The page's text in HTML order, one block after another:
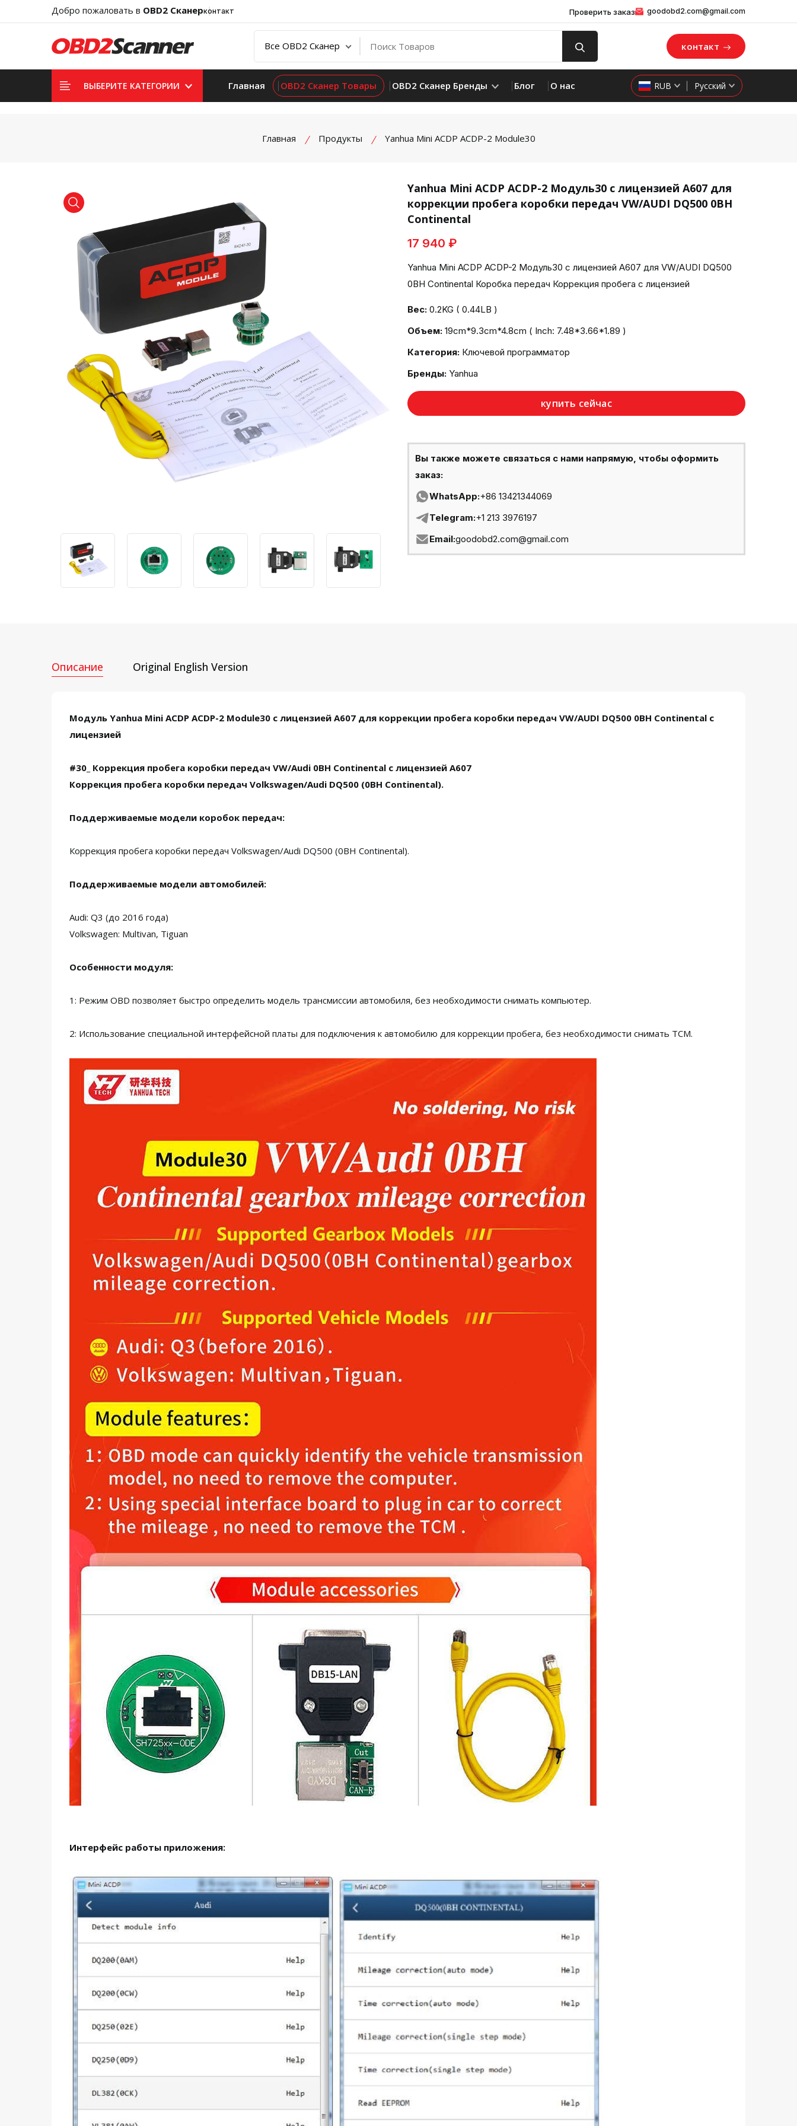
Добро пожаловать в OBD2 Сканерконтакт Проверить заказ goodobd2.com@gmail.com
контакт
ВЫБЕРИТЕ КАТЕГОРИИ Главная OBD2 Сканер Товары OBD2 Сканер Бренды Блог О нас RUB Русский
Главная Продукты Yanhua Mini ACDP ACDP-2 Module30
product view product view
Yanhua Mini ACDP ACDP-2 Модуль30 с лицензией A607 для
коррекции пробега коробки передач VW/AUDI DQ500 0BH
Continental
17 940 ₽
Yanhua Mini ACDP ACDP-2 Модуль30 с лицензией A607 для VW/AUDI DQ500
0BH Continental Коробка передач Коррекция пробега с лицензией
Вес: 0.2KG ( 0.44LB )
Объем: 19cm*9.3cm*4.8cm ( Inch: 7.48*3.66*1.89 )
Категория: Ключевой программатор
Бренды: Yanhua
купить сейчас
Вы также можете связаться с нами напрямую, чтобы оформить
заказ:
WhatsApp:+86 13421344069
Telegram:+1 213 3976197
Email:goodobd2.com@gmail.com
Описание Original English Version
Модуль Yanhua Mini ACDP ACDP-2 Module30 с лицензией A607 для коррекции пробега коробки передач VW/AUDI DQ500 0BH Continental с
лицензией
#30_ Коррекция пробега коробки передач VW/Audi 0BH Continental с лицензией A607
Коррекция пробега коробки передач Volkswagen/Audi DQ500 (0BH Continental).
Поддерживаемые модели коробок передач:
Коррекция пробега коробки передач Volkswagen/Audi DQ500 (0BH Continental).
Поддерживаемые модели автомобилей:
Audi: Q3 (до 2016 года)
Volkswagen: Multivan, Tiguan
Особенности модуля:
1: Режим OBD позволяет быстро определить модель трансмиссии автомобиля, без необходимости снимать компьютер.
2: Использование специальной интерфейсной платы для подключения к автомобилю для коррекции пробега, без необходимости снимать TCM.
Интерфейс работы приложения: